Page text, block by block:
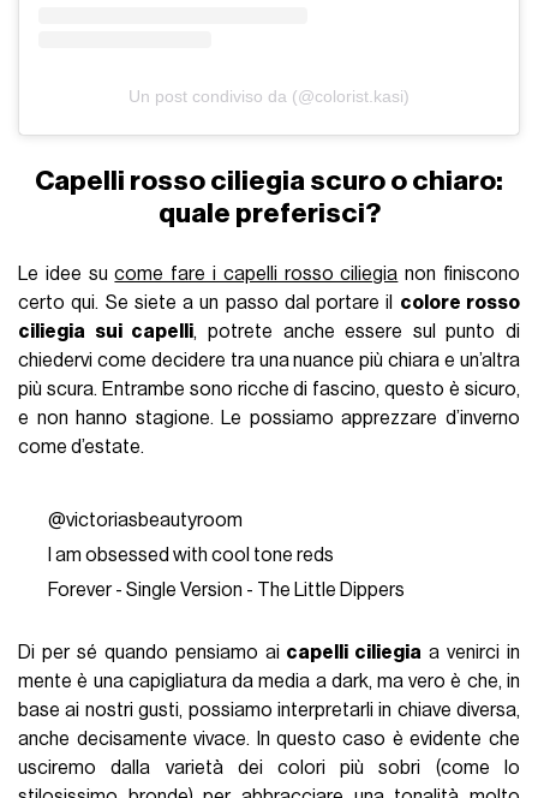
Un post condiviso da (@colorist.kasi)
Capelli rosso ciliegia scuro o chiaro:
quale preferisci?
Le idee sucome fare i capelli rosso ciliegia non finiscono
certo qui. Se siete a un passo dal portare il colore rosso
ciliegia sui capelli, potrete anche essere sul punto di
chiedervi come decidere tra una nuance più chiara e un’altra
più scura. Entrambe sono ricche di fascino, questo è sicuro,
e non hanno stagione. Le possiamo apprezzare d’inverno
come d’estate.
@victoriasbeautyroom
I am obsessed with cool tone reds
Forever - Single Version - The Little Dippers
Di per sé quando pensiamo ai capelli ciliegia a venirci in
mente è una capigliatura da media a dark, ma vero è che, in
base ai nostri gusti, possiamo interpretarli in chiave diversa,
anche decisamente vivace. In questo caso è evidente che
usciremo dalla varietà dei colori più sobri (come lo